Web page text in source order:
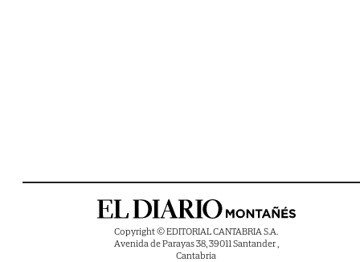
Copyright © EDITORIAL CANTABRIA S.A.
Avenida de Parayas 38, 39011 Santander ,
Cantabria